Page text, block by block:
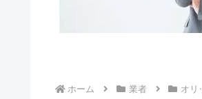
ホーム 業者 オリ